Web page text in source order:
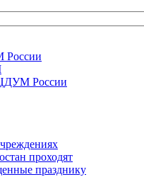
России
проходят
празднику